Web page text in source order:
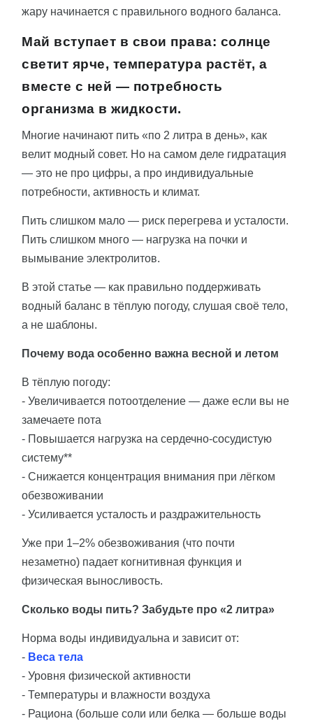
жару начинается с правильного водного баланса.
Май вступает в свои права: солнце
светит ярче, температура растёт, а
вместе с ней — потребность
организма в жидкости.
Многие начинают пить «по 2 литра в день», как
велит модный совет. Но на самом деле гидратация
— это не про цифры, а про индивидуальные
потребности, активность и климат.
Пить слишком мало — риск перегрева и усталости.
Пить слишком много — нагрузка на почки и
вымывание электролитов.
В этой статье — как правильно поддерживать
водный баланс в тёплую погоду, слушая своё тело,
а не шаблоны.
Почему вода особенно важна весной и летом
В тёплую погоду:
- Увеличивается потоотделение — даже если вы не
замечаете пота
- Повышается нагрузка на сердечно-сосудистую
систему**
- Снижается концентрация внимания при лёгком
обезвоживании
- Усиливается усталость и раздражительность
Уже при 1–2% обезвоживания (что почти
незаметно) падает когнитивная функция и
физическая выносливость.
Сколько воды пить? Забудьте про «2 литра»
Норма воды индивидуальна и зависит от:
- Веса тела
- Уровня физической активности
- Температуры и влажности воздуха
- Рациона (больше соли или белка — больше воды